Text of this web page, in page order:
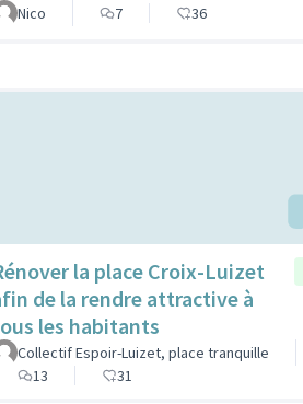
Nico
7 36
la place Croix-Luizet
de la rendre attractive à
les habitants
Collectif Espoir-Luizet, place tranquille
13
31